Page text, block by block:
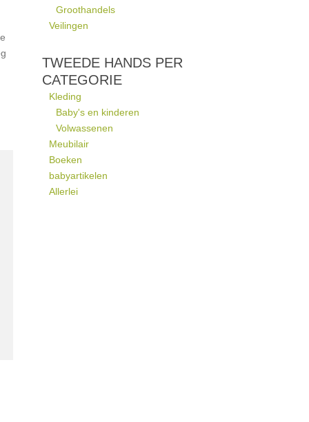
Groothandels
Veilingen
TWEEDE HANDS PER
CATEGORIE
Kleding
Baby's en kinderen
Volwassenen
Meubilair
Boeken
babyartikelen
Allerlei